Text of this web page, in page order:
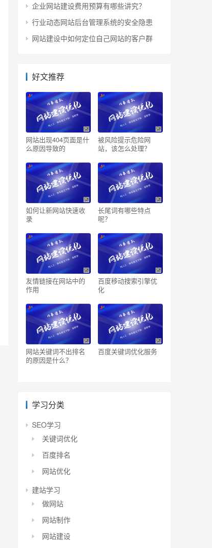
企业网站建设费用预算有哪些讲究？
行业动态网站后台管理系统的安全隐患
网站建设中如何定位自己网站的客户群
好文推荐
网站出现404页面是什
么原因导致的
被风险提示危险网
站，该怎么处理？
如何让新网站快速收
录
长尾词有哪些特点
呢？
友情链接在网站中的
作用
百度移动搜索引擎优
化
网站关键词不出排名
的原因是什么？
百度关键词优化服务
学习分类
SEO学习
关键词优化
百度排名
网站优化
建站学习
做网站
网站制作
网站建设